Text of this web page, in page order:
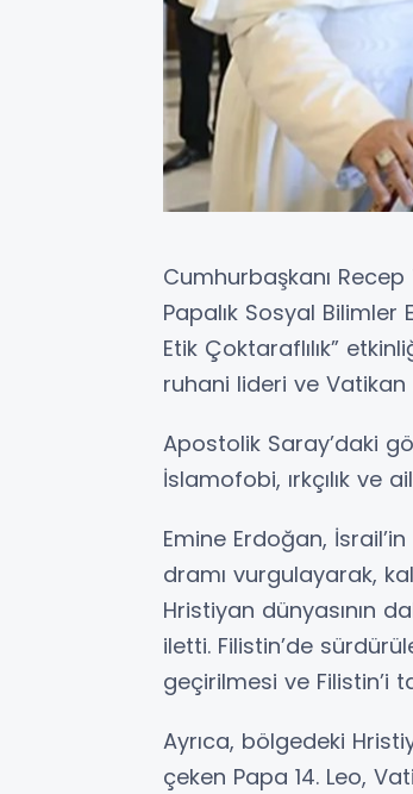
Cumhurbaşkanı Recep
Papalık Sosyal Bilimler
Etik Çoktaraflılık”
ruhani lideri ve Vatikan
Apostolik Saray’daki
İslamofobi, ırkçılık ve
Emine Erdoğan,
dramı vurgulayarak,
Hristiyan dünyasının
iletti. Filistin’de
geçirilmesi ve Filistin’i
Ayrıca, bölgedeki
çeken Papa 14. Leo,